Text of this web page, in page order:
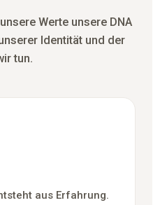
Werte unsere DNA
Identität und der
tun.
aus Erfahrung.